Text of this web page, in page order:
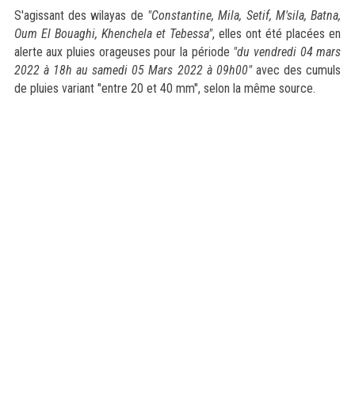
S'agissant des wilayas de "Constantine, Mila, Setif, M'sila, Batna,
Oum El Bouaghi, Khenchela et Tebessa", elles ont été placées en
alerte aux pluies orageuses pour la période "du vendredi 04 mars
2022 à 18h au samedi 05 Mars 2022 à 09h00"avec des cumuls
de pluies variant "entre 20 et 40 mm", selon la même source.